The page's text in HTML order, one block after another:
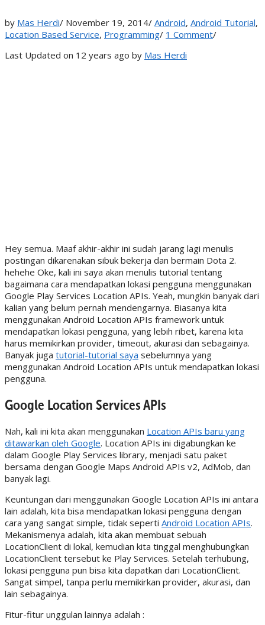
by Mas Herdi/ November 19, 2014/ Android, Android Tutorial,
Location Based Service, Programming/ 1 Comment/
Last Updated on 12 years ago by Mas Herdi
Hey semua. Maaf akhir-akhir ini sudah jarang lagi menulis
postingan dikarenakan sibuk bekerja dan bermain Dota 2.
hehehe Oke, kali ini saya akan menulis tutorial tentang
bagaimana cara mendapatkan lokasi pengguna menggunakan
Google Play Services Location APIs. Yeah, mungkin banyak dari
kalian yang belum pernah mendengarnya. Biasanya kita
menggunakan Android Location APIs framework untuk
mendapatkan lokasi pengguna, yang lebih ribet, karena kita
harus memikirkan provider, timeout, akurasi dan sebagainya.
Banyak juga tutorial-tutorial saya sebelumnya yang
menggunakan Android Location APIs untuk mendapatkan lokasi
pengguna.
Google Location Services APIs
Nah, kali ini kita akan menggunakan Location APIs baru yang
ditawarkan oleh Google. Location APIs ini digabungkan ke
dalam Google Play Services library, menjadi satu paket
bersama dengan Google Maps Android APIs v2, AdMob, dan
banyak lagi.
Keuntungan dari menggunakan Google Location APIs ini antara
lain adalah, kita bisa mendapatkan lokasi pengguna dengan
cara yang sangat simple, tidak seperti Android Location APIs.
Mekanismenya adalah, kita akan membuat sebuah
LocationClient di lokal, kemudian kita tinggal menghubungkan
LocationClient tersebut ke Play Services. Setelah terhubung,
lokasi pengguna pun bisa kita dapatkan dari LocationClient.
Sangat simpel, tanpa perlu memikirkan provider, akurasi, dan
lain sebagainya.
Fitur-fitur unggulan lainnya adalah :